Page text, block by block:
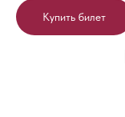
Купить билет